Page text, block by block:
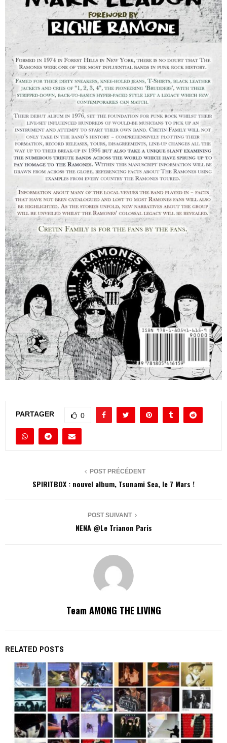
PARTAGER 0
POST PRÉCÉDENT
SPIRITBOX : nouvel album, Tsunami Sea, le 7 Mars !
POST SUIVANT
NENA @Le Trianon Paris
Team AMONG THE LIVING
RELATED POSTS